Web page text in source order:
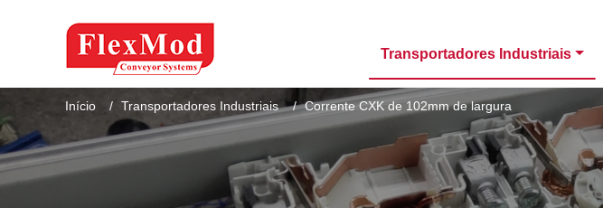
Transportadores Industriais
Início Transportadores Industriais Corrente CXK de 102mm de largura